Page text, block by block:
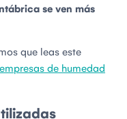
se ven más
que leas este
empresas de humedad